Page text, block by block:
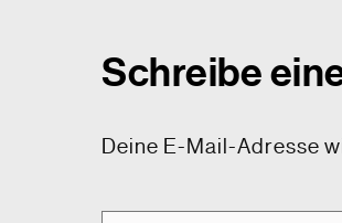
Schreibe
Deine E-Mail-Adresse